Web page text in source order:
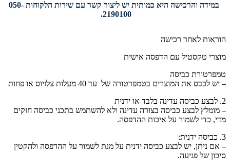
במידה והרכישה היא כמותית יש ליצור קשר עם שירות הלקוחות 050-
2190100.
הוראות לאחר רכישה
מוצרי טקסטיל עם הדפסה אישית
טמפרטורת כביסה
– יש לכבס את המוצרים בטמפרטורה של עד 40 מעלות צלזיוס או פחות
2. לבצע כביסה עדינה בלבד או ידנית
– מומלץ לבצע כביסה בצורה עדינה ולא להשתמש בתכני כביסה חזקים
מדי, כדי לשמור על איכות ההדפסה.
3. כביסה ידנית:
– אם ניתן, יש לבצע כביסה ידנית על מנת לשמור על ההדפסה ולהקטין
סיכון של פגיעה.